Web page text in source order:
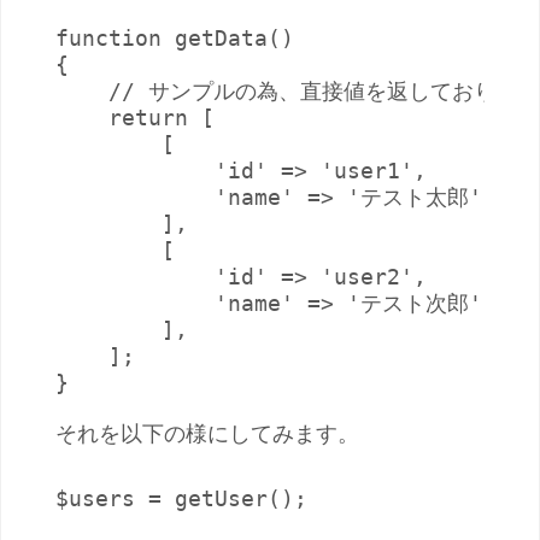
function getData()
{
    // サンプルの為、直接値を返しております
    return [
        [
            'id' => 'user1',
            'name' => 'テスト太郎',
        ],
        [
            'id' => 'user2',
            'name' => 'テスト次郎',
        ],
    ];
}
それを以下の様にしてみます。
$users = getUser();